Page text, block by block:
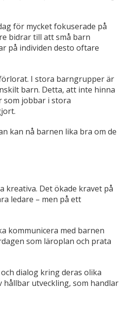
för mycket fokuserade på
bidrar till att små barn
på individen desto oftare
I stora barngrupper är
barn. Detta, att inte hinna
som jobbar i stora
kan nå barnen lika bra om de
Det ökade kravet på
ledare – men på ett
kommunicera med barnen
som läroplan och prata
dialog kring deras olika
utveckling, som handlar